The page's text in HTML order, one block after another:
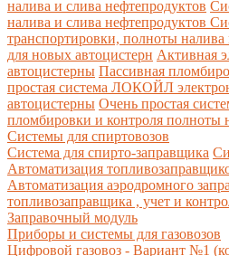
налива и слива нефтепродуктов
налива и слива нефтепродуктов
транспортировки, полноты налива
для новых автоцистерн Активная
автоцистерны Пассивная
простая система ЛОКОЙЛ
автоцистерны Очень простая
пломбировки и контроля полноты
Системы для спиртовозов
Система для спирто-заправщика
Автоматизация
Автоматизация аэродромного
топливозаправщика , учет и
Заправочный модуль
Приборы и системы для газовозов
Цифровой газовоз - Вариант №1